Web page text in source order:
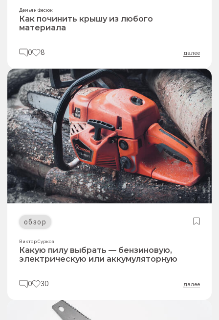
Демьян Фесюк
Как починить крышу из любого
материала
0 8 далее
обзор
Виктор Сурков
Какую пилу выбрать — бензиновую,
электрическую или аккумуляторную
0 30 далее